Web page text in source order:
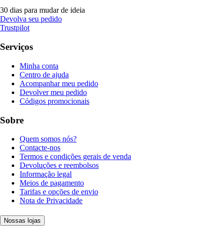
30 dias para mudar de ideia
Devolva seu pedido
Trustpilot
Serviços
Minha conta
Centro de ajuda
Acompanhar meu pedido
Devolver meu pedido
Códigos promocionais
Sobre
Quem somos nós?
Contacte-nos
Termos e condições gerais de venda
Devoluções e reembolsos
Informação legal
Meios de pagamento
Tarifas e opções de envio
Nota de Privacidade
Nossas lojas